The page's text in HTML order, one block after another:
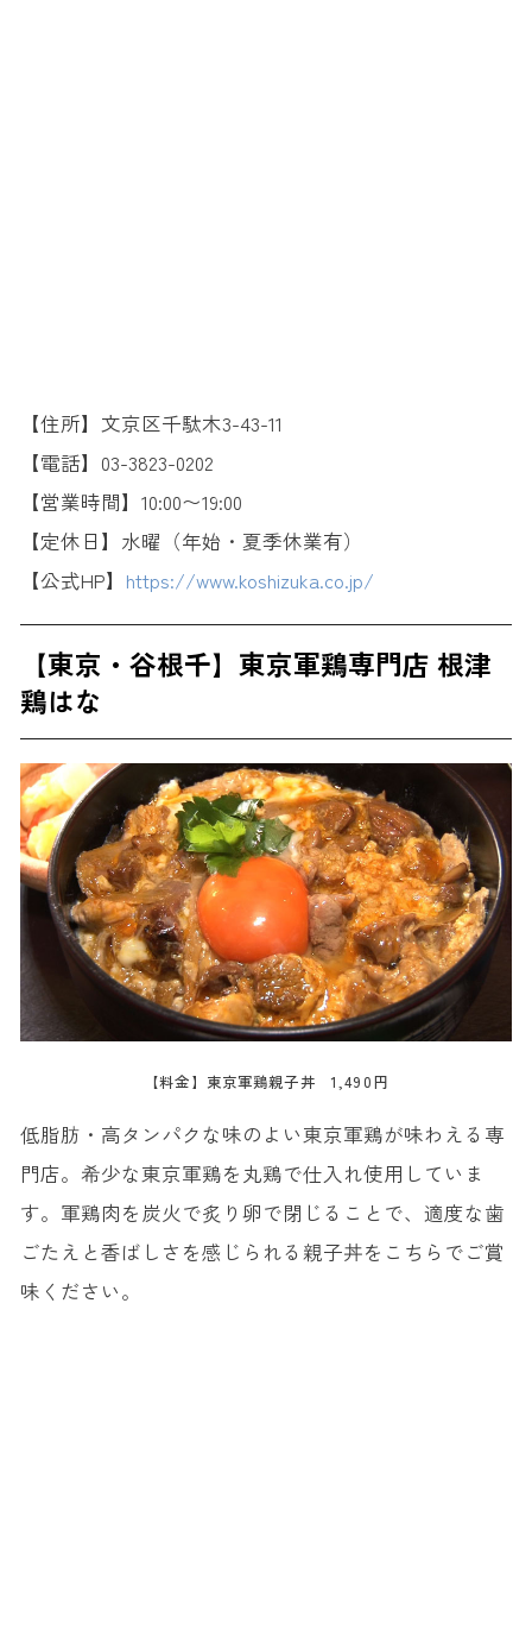
【住所】文京区千駄木3-43-11
【電話】03-3823-0202
【営業時間】10:00〜19:00
【定休日】水曜（年始・夏季休業有）
【公式HP】 https://www.koshizuka.co.jp/
【東京・谷根千】東京軍鶏専門店 根津
鶏はな
【料金】東京軍鶏親子丼 1,490円
低脂肪・高タンパクな味のよい東京軍鶏が味わえる専
門店。希少な東京軍鶏を丸鶏で仕入れ使用していま
す。軍鶏肉を炭火で炙り卵で閉じることで、適度な歯
ごたえと香ばしさを感じられる親子丼をこちらでご賞
味ください。